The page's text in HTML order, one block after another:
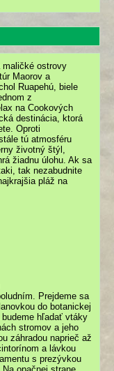
maličké ostrovy
Maorov a
Ruapehú, biele
z
na Cookových
destinácia, ktorá
Oproti
tú atmosféru
životný štýl,
žiadnu úlohu. Ak sa
tak nezabudnite
pláž na
Prejdeme sa
do botanickej
budeme hľadať vtáky
stromov a jeho
záhradou naprieč až
a lávkou
s prezývkou